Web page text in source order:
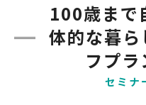
セミナ
100歳まで
体的な暮ら
フプ